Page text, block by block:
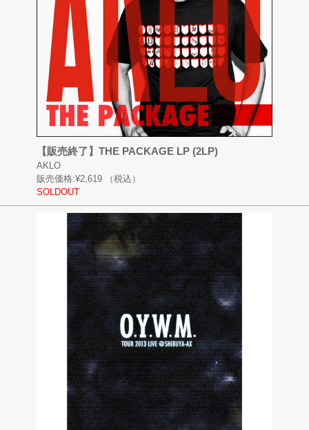
【販売終了】THE PACKAGE LP (2LP)
AKLO
販売価格:¥2,619
（税込）
SOLDOUT